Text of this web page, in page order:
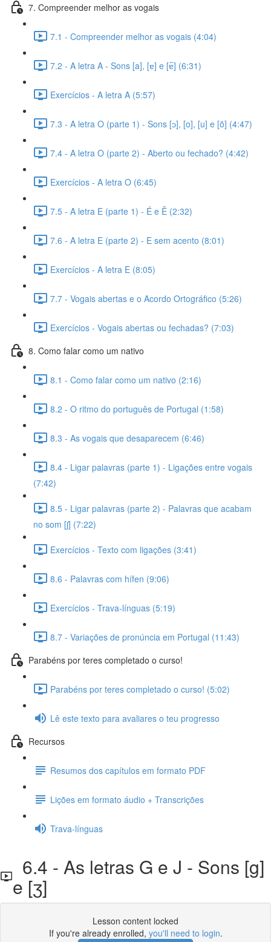
7. Compreender melhor as vogais
7.1 - Compreender melhor as vogais (4:04)
7.2 - A letra A - Sons [a], [ɐ] e [ɐ̃] (6:31)
Exercícios - A letra A (5:57)
7.3 - A letra O (parte 1) - Sons [ɔ], [o], [u] e [õ] (4:47)
7.4 - A letra O (parte 2) - Aberto ou fechado? (4:42)
Exercícios - A letra O (6:45)
7.5 - A letra E (parte 1) - É e Ê (2:32)
7.6 - A letra E (parte 2) - E sem acento (8:01)
Exercícios - A letra E (8:05)
7.7 - Vogais abertas e o Acordo Ortográfico (5:26)
Exercícios - Vogais abertas ou fechadas? (7:03)
8. Como falar como um nativo
8.1 - Como falar como um nativo (2:16)
8.2 - O ritmo do português de Portugal (1:58)
8.3 - As vogais que desaparecem (6:46)
8.4 - Ligar palavras (parte 1) - Ligações entre vogais
(7:42)
8.5 - Ligar palavras (parte 2) - Palavras que acabam
no som [ʃ] (7:22)
Exercícios - Texto com ligações (3:41)
8.6 - Palavras com hífen (9:06)
Exercícios - Trava-línguas (5:19)
8.7 - Variações de pronúncia em Portugal (11:43)
Parabéns por teres completado o curso!
Parabéns por teres completado o curso! (5:02)
Lê este texto para avaliares o teu progresso
Recursos
Resumos dos capítulos em formato PDF
Lições em formato áudio + Transcrições
Trava-línguas
6.4 - As letras G e J - Sons [g]
e [ʒ]
Lesson content locked
If you're already enrolled, you'll need to login.